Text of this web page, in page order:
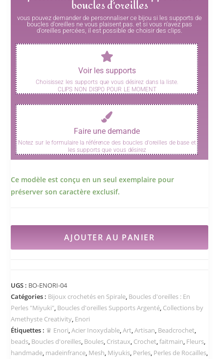
boucles d'oreilles
vous pouvez demander de personnaliser ce bijou si les supports de
boucles d'oreilles ne vous plaisent pas. et si vous n'avez pas
d'oreilles percées, il est possible de choisir des clips.
Voir les supports
Choisissez les supports que vous désirez dans la liste.
CLIPS NON DISPO POUR LE MOMENT
Faire une demande
Notez sur le formulaire la référence des boucles d'oreilles de base et
les supports que vous désirez
Ce modèle est conçu en un seul exemplaire pour
préserver son caractère exclusif.
AJOUTER AU PANIER
UGS : BO-ENORI-04
Catégories : Bijoux crochetés en Spirale, Boucles d'oreilles : En
Perles "Miyuki", Boucles d'oreilles Supports Argenté, Collections by
Amethyste Creativity, Enori
Étiquettes : ♛ Enori,Acier Inoxydable,Art,Artisan, Beadcrochet,
beads, Boucles d'oreilles, Boules, Cristaux, Crochet,faitmain, Fleurs,
handmade, madeinfrance, Mesh, Miyukis, Perles, Perles de Rocailles,